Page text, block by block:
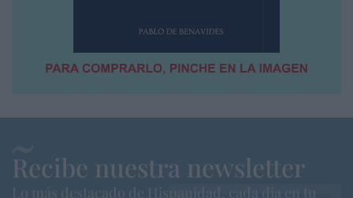
Recibe nuestra newsletter
Lo más destacado de Hispanidad, cada dia en tu